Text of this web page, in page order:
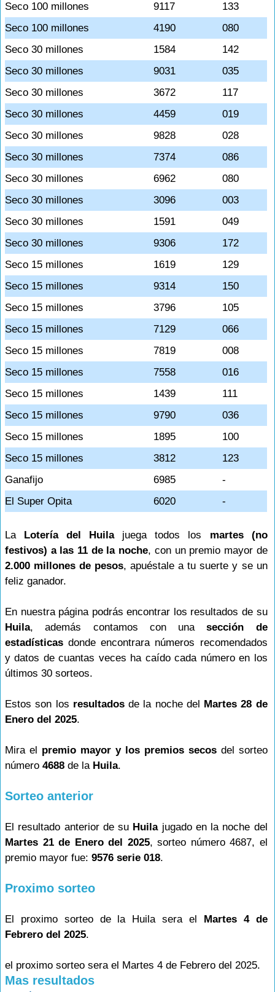
Seco 100 millones
9117
133
Seco 100 millones
4190
080
Seco 30 millones
1584
142
Seco 30 millones
9031
035
Seco 30 millones
3672
117
Seco 30 millones
4459
019
Seco 30 millones
9828
028
Seco 30 millones
7374
086
Seco 30 millones
6962
080
Seco 30 millones
3096
003
Seco 30 millones
1591
049
Seco 30 millones
9306
172
Seco 15 millones
1619
129
Seco 15 millones
9314
150
Seco 15 millones
3796
105
Seco 15 millones
7129
066
Seco 15 millones
7819
008
Seco 15 millones
7558
016
Seco 15 millones
1439
111
Seco 15 millones
9790
036
Seco 15 millones
1895
100
Seco 15 millones
3812
123
Ganafijo
6985
-
El Super Opita
6020 -
La Lotería del Huilajuega todos los martes (no
festivos) a las 11 de la noche, con un premio mayor de
2.000 millones de pesos, apuéstale a tu suerte y se un
feliz ganador.
En nuestra página podrás encontrar los resultados de su
Huila, además contamos con unasección de
estadísticas donde encontrara números recomendados
y datos de cuantas veces ha caído cada número en los
últimos 30 sorteos.
Estos son los resultadosde la noche del Martes 28 de
Enero del 2025.
Mira el premio mayor y los premios secosdel sorteo
número 4688 de la Huila.
Sorteo anterior
El resultado anterior de su Huilajugado en la noche del
Martes 21 de Enero del 2025, sorteo número 4687, el
premio mayor fue: 9576 serie 018.
Proximo sorteo
El proximo sorteo de la Huila sera el Martes 4 de
Febrero del 2025.
el proximo sorteo sera el Martes 4 de Febrero del 2025.
Mas resultados